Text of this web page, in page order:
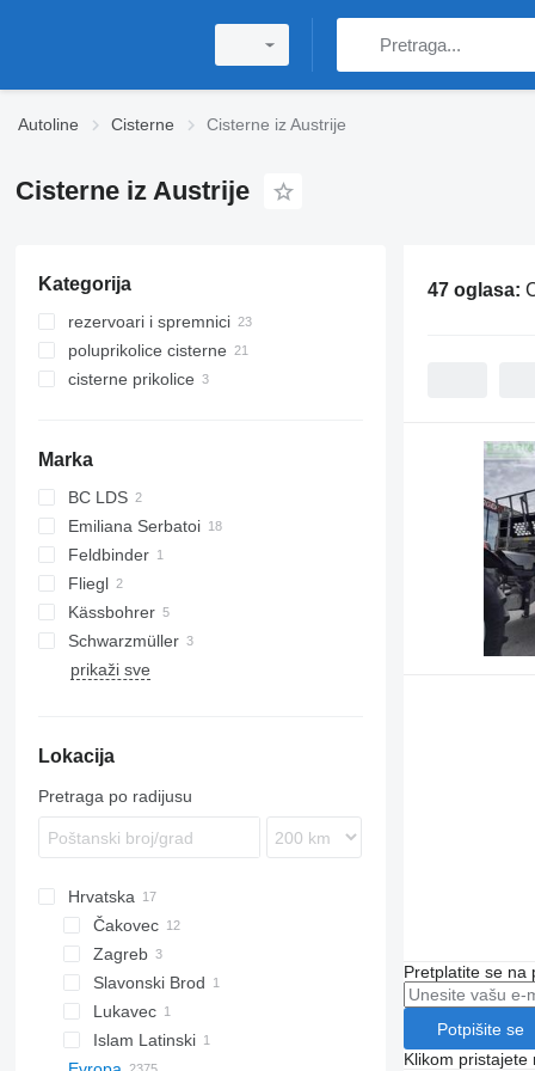
Autoline Cisterne Cisterne iz Austrije
Cisterne iz Austrije
Kategorija
rezervoari i spremnici
spremnici za skladištenje goriva
spremnici za vodu
poluprikolice cisterne
cisterne silos
cisterne za prijevoz hrane
cisterne za prijevoz kemikalija
poluprikolice autocisterne
poluprikolice cisterne za plin
cisterne za amonijak
cisterne prikolice
Marka
SVM
BC LDS
NCG
Emiliana Serbatoi
Carrytank
TF
Feldbinder
Fliegl
ASW
Kässbohrer
SSK
SSL
CM
Schwarzmüller
prikaži sve
Lokacija
Pretraga po radijusu
Hrvatska
Čakovec
Zagreb
Slavonski Brod
Lukavec
Islam Latinski
47 oglasa:
Pretplatite se na
Potpišite se
Klikom pristajete